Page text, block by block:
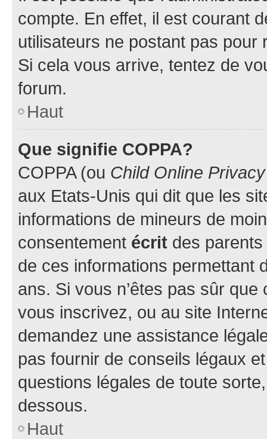
compte. En effet, il est courant
utilisateurs ne postant pas pour
Si cela vous arrive, tentez de
forum.
Haut
Que signifie COPPA?
COPPA (ou Child Online
aux Etats-Unis qui dit que les
informations de mineurs de
consentement écrit des parents
de ces informations permettant
ans. Si vous n’êtes pas sûr
vous inscrivez, ou au site
demandez une assistance
pas fournir de conseils légaux
questions légales de toute
dessous.
Haut